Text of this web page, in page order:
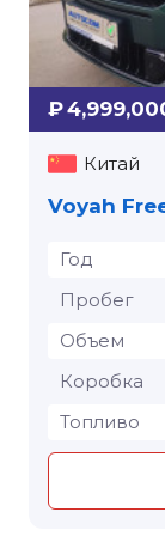
₽
Китай
Voyah
Год
Пробег
Объем
Коробка
Топливо